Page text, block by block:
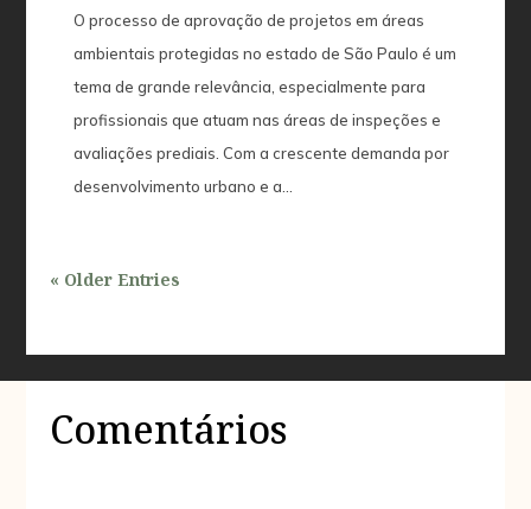
O processo de aprovação de projetos em áreas
ambientais protegidas no estado de São Paulo é um
tema de grande relevância, especialmente para
profissionais que atuam nas áreas de inspeções e
avaliações prediais. Com a crescente demanda por
desenvolvimento urbano e a...
« Older Entries
Comentários